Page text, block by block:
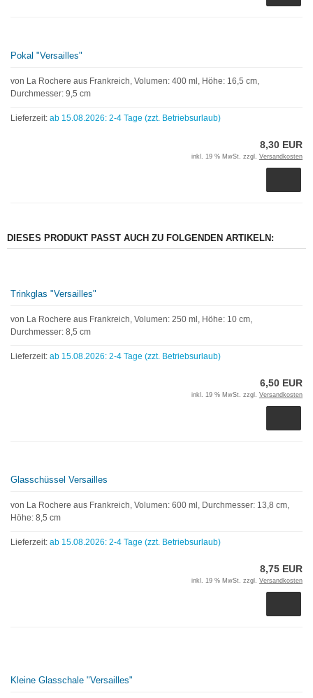
Pokal "Versailles"
von La Rochere aus Frankreich, Volumen: 400 ml, Höhe: 16,5 cm,
Durchmesser: 9,5 cm
Lieferzeit: ab 15.08.2026: 2-4 Tage (zzt. Betriebsurlaub)
8,30 EUR
inkl. 19 % MwSt. zzgl. Versandkosten
DIESES PRODUKT PASST AUCH ZU FOLGENDEN ARTIKELN:
Trinkglas "Versailles"
von La Rochere aus Frankreich, Volumen: 250 ml, Höhe: 10 cm,
Durchmesser: 8,5 cm
Lieferzeit: ab 15.08.2026: 2-4 Tage (zzt. Betriebsurlaub)
6,50 EUR
inkl. 19 % MwSt. zzgl. Versandkosten
Glasschüssel Versailles
von La Rochere aus Frankreich, Volumen: 600 ml, Durchmesser: 13,8 cm,
Höhe: 8,5 cm
Lieferzeit: ab 15.08.2026: 2-4 Tage (zzt. Betriebsurlaub)
8,75 EUR
inkl. 19 % MwSt. zzgl. Versandkosten
Kleine Glasschale "Versailles"